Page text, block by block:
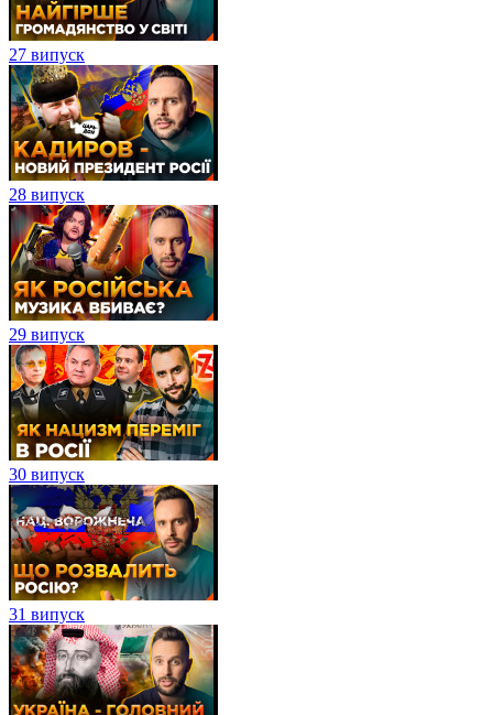
27 випуск
28 випуск
29 випуск
30 випуск
31 випуск